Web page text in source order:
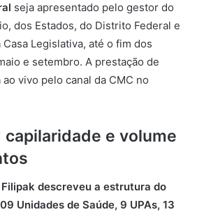
seja apresentado pelo gestor do
dos Estados, do Distrito Federal e
Legislativa, até o fim dos
e setembro. A prestação de
vivo pelo canal da CMC no
capilaridade e volume
descreveu a estrutura do
Unidades de Saúde, 9 UPAs, 13